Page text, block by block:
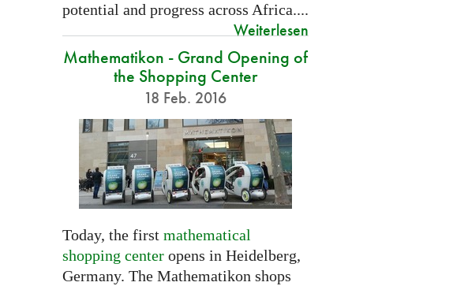
potential and progress across Africa....
Weiterlesen
Mathematikon - Grand Opening of
the Shopping Center
18 Feb. 2016
Today, the first mathematical
shopping centeropens in Heidelberg,
Germany. The Mathematikon shops